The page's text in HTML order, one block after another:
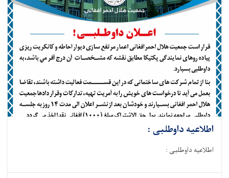
اطلاعیه داوطلبی :
اطلاعیه داوطلبی :